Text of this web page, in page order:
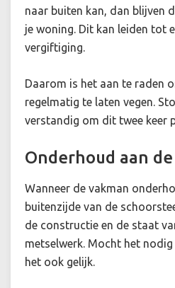
naar buiten kan, dan blijven
je woning. Dit kan leiden tot
vergiftiging.
Daarom is het aan te raden
regelmatig te laten vegen.
verstandig om dit twee keer
Onderhoud aan
Wanneer de vakman
buitenzijde van de
de constructie en de staat
metselwerk. Mocht het
het ook gelijk.